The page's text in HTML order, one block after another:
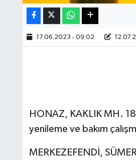
17.06.2023 - 09:02
HONAZ, KAKLIK MH.
yenileme ve bakım
MERKEZEFENDİ,